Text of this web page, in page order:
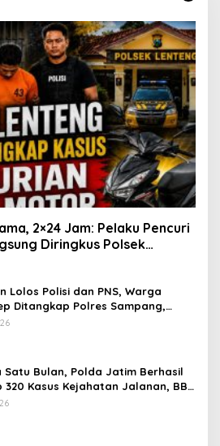
2×24 Jam: Pelaku Pencuri
Diringkus Polsek
Lolos Polisi dan PNS, Warga
Ditangkap Polres Sampang,
Rp 600 juta
Satu Bulan, Polda Jatim Berhasil
320 Kasus Kejahatan Jalanan, BB
Motor dan 12 Mobil Diamankan